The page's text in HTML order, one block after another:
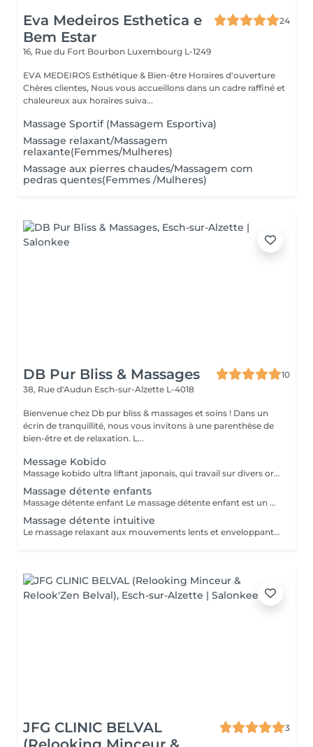
Eva Medeiros Esthetica e
Bem Estar
24
16, Rue du Fort Bourbon Luxembourg L-1249
EVA MEDEIROS Esthétique & Bien-être Horaires d'ouverture
Chères clientes, Nous vous accueillons dans un cadre raffiné et
chaleureux aux horaires suiva...
Massage Sportif (Massagem Esportiva)
Massage relaxant/Massagem
relaxante(Femmes/Mulheres)
Massage aux pierres chaudes/Massagem com
pedras quentes(Femmes /Mulheres)
DB Pur Bliss & Massages
10
38, Rue d'Audun Esch-sur-Alzette L-4018
Bienvenue chez Db pur bliss & massages et soins ! Dans un
écrin de tranquillité, nous vous invitons à une parenthèse de
bien-être et de relaxation. L...
Message Kobido
Massage kobido ultra liftant japonais, qui travail sur divers organes du corp . Effet liftant immédiat et garantit . Massage soin et beauté .
Massage détente enfants
Massage détente enfant Le massage détente enfant est un moment de bien-être spécialement conçu pour les plus jeunes. Réalisé avec des gestes doux, lents et sécurisants, il aide l'enfant à se relaxer, à libérer les tensions et à apaiser les émotions. Ce massage favorise le calme, améliore la qualité du sommeil et permet à l'enfant de se reconnecter à son corps dans un climat de confiance et de sérénité. Un véritable instant de douceur, adapté à l'âge et aux besoins de chaque enfant.
Massage détente intuitive
Le massage relaxant aux mouvements lents et enveloppants, idéal pour relâcher les tensions et apaiser l'esprit. .
JFG CLINIC BELVAL
3